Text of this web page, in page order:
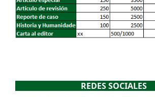
REDES SOCIALES